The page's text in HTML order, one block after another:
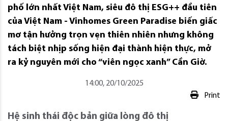
phố lớn nhất Việt Nam, siêu đô thị ESG++ đầu tiên
của Việt Nam - Vinhomes Green Paradise biến giấc
mơ tận hưởng trọn vẹn thiên nhiên nhưng không
tách biệt nhịp sống hiện đại thành hiện thực, mở
ra kỷ nguyên mới cho “viên ngọc xanh” Cần Giờ.
14:00, 20/10/2025
Print
Hệ sinh thái độc bản giữa lòng đô thị